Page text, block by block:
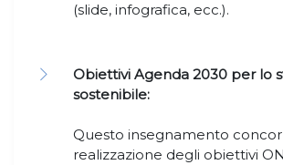
(slide, infografica, ecc.).
Obiettivi Agenda 2030 per lo
sostenibile:
Questo insegnamento
realizzazione degli obiettivi